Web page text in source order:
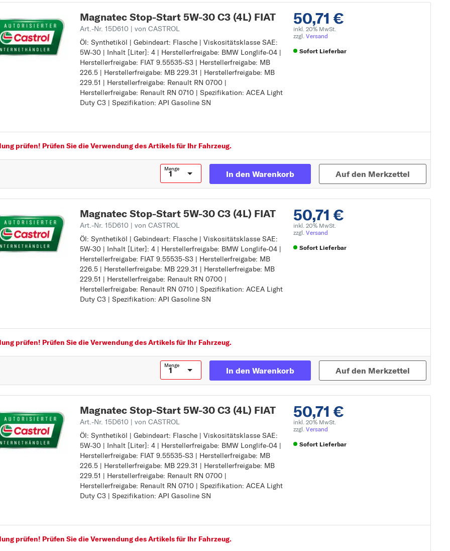
CINQUECENTO
COUPE
CROMA
D
FREEMONT
G
GRANDE PUNTO
IDEA
MAREA
MULTIPLA
P
PANDA VAN
PUNTO EVO
Q
SEICENTO / 600
STILO
50,71 €
inkl. 20% MwSt.
zzgl. Versand
Sofort Lieferbar
Magnatec Stop-Start 5W-30 C3 (4L) FIAT
Art.-Nr. 15D610 | von CASTROL
Öl: Synthetiköl | Gebindeart: Flasche | Viskositätsklasse SAE:
5W-30 | Inhalt [Liter]: 4 | Herstellerfreigabe: BMW Longlife-04 |
Herstellerfreigabe: FIAT 9.55535-S3 | Herstellerfreigabe: MB
226.5 | Herstellerfreigabe: MB 229.31 | Herstellerfreigabe: MB
229.51 | Herstellerfreigabe: Renault RN 0700 |
Herstellerfreigabe: Renault RN 0710 | Spezifikation: ACEA Light
Duty C3 | Spezifikation: API Gasoline SN
Öl: Synthetiköl
Gebindeart: Flasche
Viskositätsklasse SAE: 5W-30
Inhalt [Liter]: 4
Herstellerfreigabe: BMW Longlife-04
Herstellerfreigabe: FIAT 9.55535-S3
Herstellerfreigabe: MB 226.5
Herstellerfreigabe: Renault RN 0700
Herstellerfreigabe: Renault RN 0710
Spezifikation: ACEA Light Duty C3
Spezifikation: API Gasoline SN
prüfen! Prüfen Sie die Verwendung des Artikels für Ihr Fahrzeug.
Menge
In den Warenkorb Auf den Merkzettel
50,71 €
inkl. 20% MwSt.
zzgl. Versand
Sofort Lieferbar
Magnatec Stop-Start 5W-30 C3 (4L) FIAT
Art.-Nr. 15D610 | von CASTROL
Öl: Synthetiköl | Gebindeart: Flasche | Viskositätsklasse SAE:
5W-30 | Inhalt [Liter]: 4 | Herstellerfreigabe: BMW Longlife-04 |
Herstellerfreigabe: FIAT 9.55535-S3 | Herstellerfreigabe: MB
226.5 | Herstellerfreigabe: MB 229.31 | Herstellerfreigabe: MB
229.51 | Herstellerfreigabe: Renault RN 0700 |
Herstellerfreigabe: Renault RN 0710 | Spezifikation: ACEA Light
Duty C3 | Spezifikation: API Gasoline SN
Öl: Synthetiköl
Gebindeart: Flasche
Viskositätsklasse SAE: 5W-30
Inhalt [Liter]: 4
Herstellerfreigabe: BMW Longlife-04
Herstellerfreigabe: FIAT 9.55535-S3
Herstellerfreigabe: MB 226.5
Herstellerfreigabe: Renault RN 0700
Herstellerfreigabe: Renault RN 0710
Spezifikation: ACEA Light Duty C3
Spezifikation: API Gasoline SN
prüfen! Prüfen Sie die Verwendung des Artikels für Ihr Fahrzeug.
Menge
In den Warenkorb Auf den Merkzettel
50,71 €
inkl. 20% MwSt.
zzgl. Versand
Sofort Lieferbar
Magnatec Stop-Start 5W-30 C3 (4L) FIAT
Art.-Nr. 15D610 | von CASTROL
Öl: Synthetiköl | Gebindeart: Flasche | Viskositätsklasse SAE:
5W-30 | Inhalt [Liter]: 4 | Herstellerfreigabe: BMW Longlife-04 |
Herstellerfreigabe: FIAT 9.55535-S3 | Herstellerfreigabe: MB
226.5 | Herstellerfreigabe: MB 229.31 | Herstellerfreigabe: MB
229.51 | Herstellerfreigabe: Renault RN 0700 |
Herstellerfreigabe: Renault RN 0710 | Spezifikation: ACEA Light
Duty C3 | Spezifikation: API Gasoline SN
Öl: Synthetiköl
Gebindeart: Flasche
Viskositätsklasse SAE: 5W-30
Inhalt [Liter]: 4
Herstellerfreigabe: BMW Longlife-04
Herstellerfreigabe: FIAT 9.55535-S3
Herstellerfreigabe: MB 226.5
Herstellerfreigabe: Renault RN 0700
Herstellerfreigabe: Renault RN 0710
Spezifikation: ACEA Light Duty C3
prüfen! Prüfen Sie die Verwendung des Artikels für Ihr Fahrzeug.